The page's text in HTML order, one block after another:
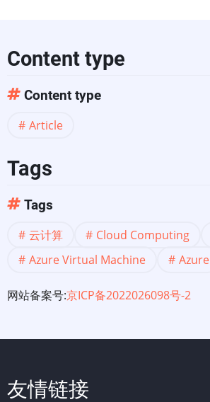
Content type
Content type
Article
Tags
Tags
云计算 Cloud Computing
Azure Virtual Machine
Azure
网站备案号:京ICP备2022026098号-2
友情链接